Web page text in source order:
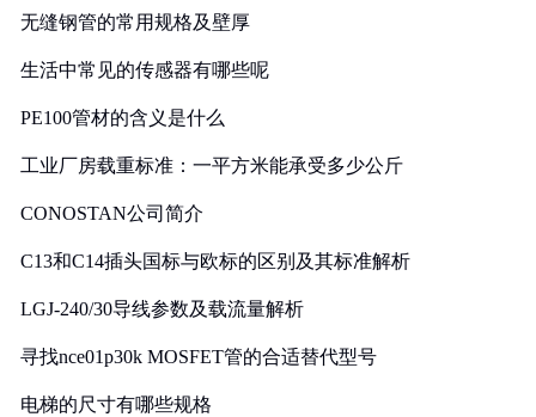
无缝钢管的常用规格及壁厚
生活中常见的传感器有哪些呢
PE100管材的含义是什么
工业厂房载重标准：一平方米能承受多少公斤
CONOSTAN公司简介
C13和C14插头国标与欧标的区别及其标准解析
LGJ-240/30导线参数及载流量解析
寻找nce01p30k MOSFET管的合适替代型号
电梯的尺寸有哪些规格